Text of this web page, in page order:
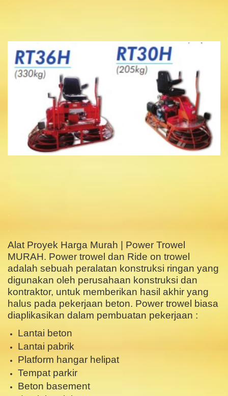
Alat Proyek Harga Murah | Power Trowel
MURAH. Power trowel dan Ride on trowel
adalah sebuah peralatan konstruksi ringan yang
digunakan oleh perusahaan konstruksi dan
kontraktor, untuk memberikan hasil akhir yang
halus pada pekerjaan beton. Power trowel biasa
diaplikasikan dalam pembuatan pekerjaan :
Lantai beton
Lantai pabrik
Platform hangar helipat
Tempat parkir
Beton basement